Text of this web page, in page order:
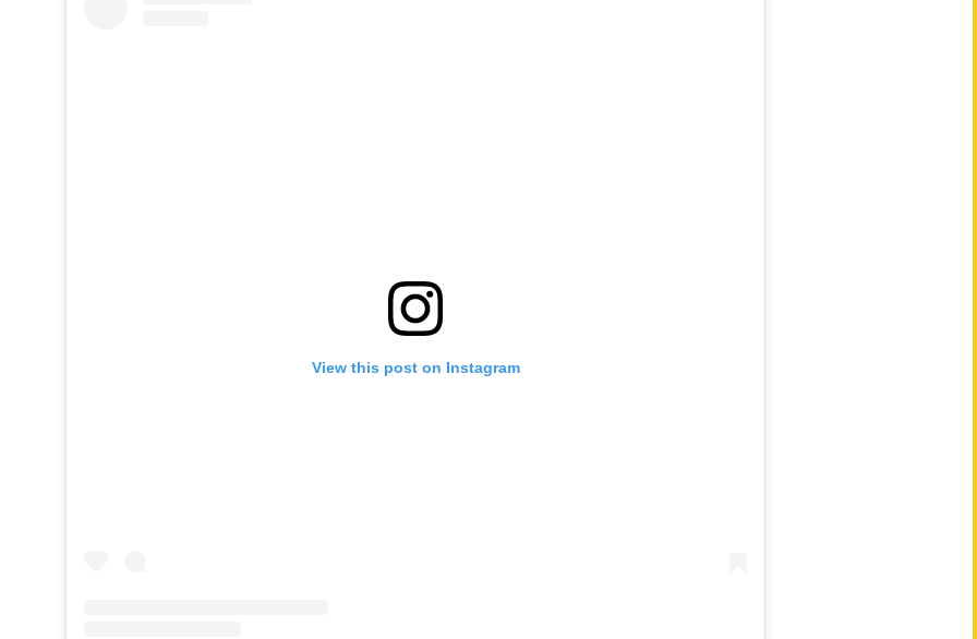
View this post on Instagram